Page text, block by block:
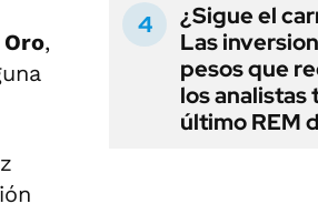
,
¿Sigue el
Las
pesos que
los analistas
último REM